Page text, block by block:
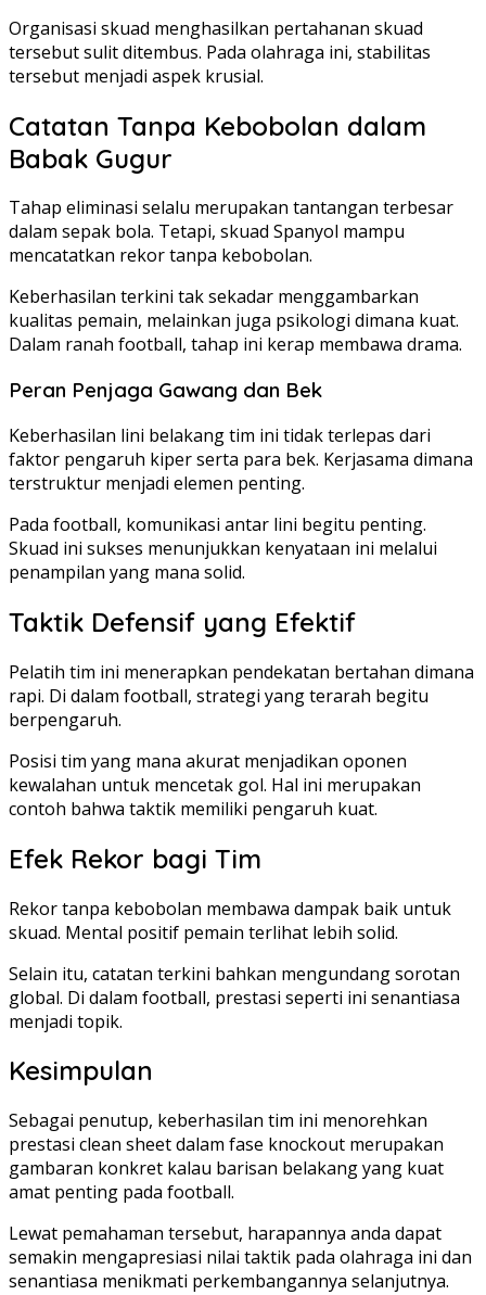
Organisasi skuad menghasilkan pertahanan skuad
tersebut sulit ditembus. Pada olahraga ini, stabilitas
tersebut menjadi aspek krusial.
Catatan Tanpa Kebobolan dalam
Babak Gugur
Tahap eliminasi selalu merupakan tantangan terbesar
dalam sepak bola. Tetapi, skuad Spanyol mampu
mencatatkan rekor tanpa kebobolan.
Keberhasilan terkini tak sekadar menggambarkan
kualitas pemain, melainkan juga psikologi dimana kuat.
Dalam ranah football, tahap ini kerap membawa drama.
Peran Penjaga Gawang dan Bek
Keberhasilan lini belakang tim ini tidak terlepas dari
faktor pengaruh kiper serta para bek. Kerjasama dimana
terstruktur menjadi elemen penting.
Pada football, komunikasi antar lini begitu penting.
Skuad ini sukses menunjukkan kenyataan ini melalui
penampilan yang mana solid.
Taktik Defensif yang Efektif
Pelatih tim ini menerapkan pendekatan bertahan dimana
rapi. Di dalam football, strategi yang terarah begitu
berpengaruh.
Posisi tim yang mana akurat menjadikan oponen
kewalahan untuk mencetak gol. Hal ini merupakan
contoh bahwa taktik memiliki pengaruh kuat.
Efek Rekor bagi Tim
Rekor tanpa kebobolan membawa dampak baik untuk
skuad. Mental positif pemain terlihat lebih solid.
Selain itu, catatan terkini bahkan mengundang sorotan
global. Di dalam football, prestasi seperti ini senantiasa
menjadi topik.
Kesimpulan
Sebagai penutup, keberhasilan tim ini menorehkan
prestasi clean sheet dalam fase knockout merupakan
gambaran konkret kalau barisan belakang yang kuat
amat penting pada football.
Lewat pemahaman tersebut, harapannya anda dapat
semakin mengapresiasi nilai taktik pada olahraga ini dan
senantiasa menikmati perkembangannya selanjutnya.